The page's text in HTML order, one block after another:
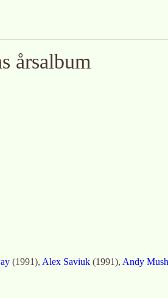
årsalbum
(1991), Alex Saviuk (1991), Andy